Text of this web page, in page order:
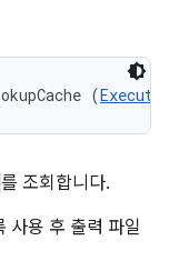
(
를 조회합니다.
사용 후 출력 파일